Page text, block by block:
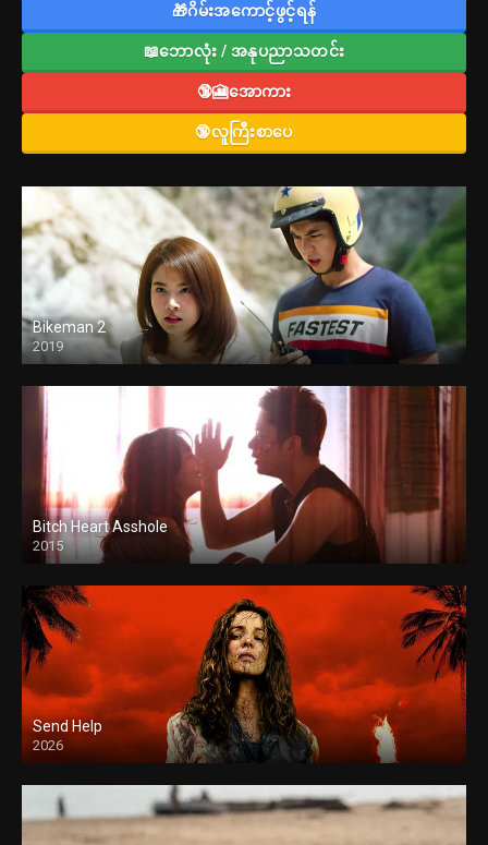
🎁ဂိမ်းအကောင့်ဖွင့်ရန်
📖ဘောလုံး / အနုပညာသတင်း
🔞🎦အောကား
🔞လူကြီးစာပေ
Bikeman 2
2019
Bitch Heart Asshole
2015
Send Help
2026